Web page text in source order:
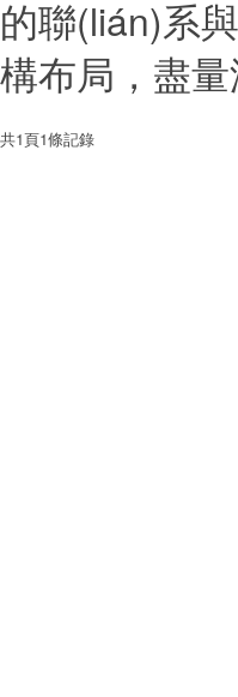
的聯(lián)系與
構布局，盡
共1頁1條記錄